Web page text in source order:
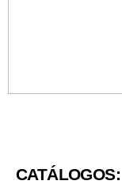
CATÁLOGOS: